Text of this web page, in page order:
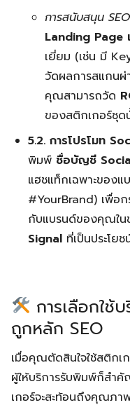
การสนับสนุน
Landing Page
เยี่ยม (เช่น มี
วัดผลการสแกน
คุณสามารถวัด
ของสติกเกอร์ชุ
5.2. การโปรโมท
พิมพ์ ชื่อบัญชี
แฮชแท็กเฉพาะของ
#YourBrand) เพื่อก
กับแบรนด์ของคุณใน
Signal ที่เป็นประโย
การเลือกใช้
ถูกหลัก SEO
เมื่อคุณตัดสินใจใช้สติกเ
ผู้ให้บริการรับพิมพ์ก็สำ
เกอร์จะสะท้อนถึงคุณภ